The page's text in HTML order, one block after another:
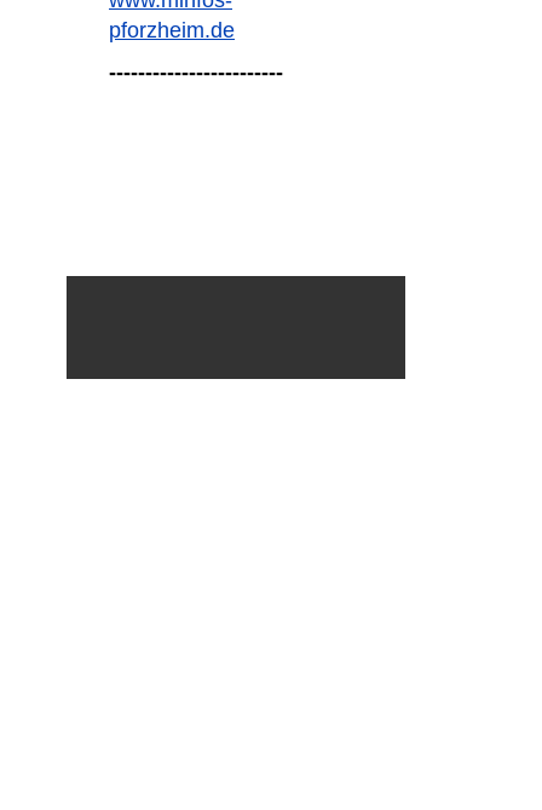
pforzheim.de
------------------------